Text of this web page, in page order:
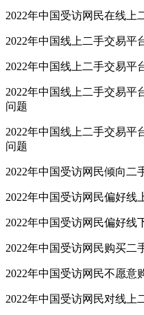
2022年中国受访网民在线上
2022年中国线上二手交易平
2022年中国线上二手交易平
2022年中国线上二手交易平
问题
2022年中国线上二手交易平
问题
2022年中国受访网民倾向二
2022年中国受访网民偏好线
2022年中国受访网民偏好线
2022年中国受访网民购买二
2022年中国受访网民不愿意
2022年中国受访网民对线上